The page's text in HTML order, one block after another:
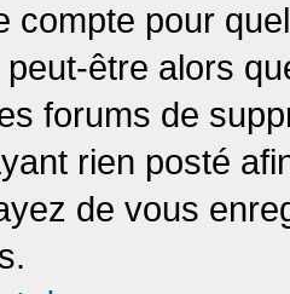
compte pour
être alors
forums de
rien posté
de vous